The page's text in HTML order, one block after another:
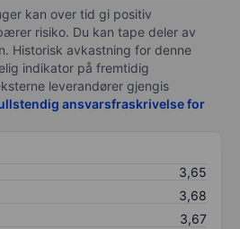
kan over tid gi positiv
risiko. Du kan tape deler av
Historisk avkastning for denne
indikator på fremtidig
leverandører gjengis
ansvarsfraskrivelse for
3,65
3,68
3,67